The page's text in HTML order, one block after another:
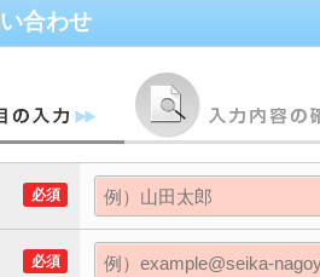
合わせ
必須
必須